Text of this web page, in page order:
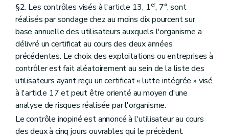
§2. Les contrôles visés à l'article 13, 1er, 7°, sont
réalisés par sondage chez au moins dix pourcent sur
base annuelle des utilisateurs auxquels l'organisme a
délivré un certificat au cours des deux années
précédentes. Le choix des exploitations ou entreprises à
contrôler est fait aléatoirement au sein de la liste des
utilisateurs ayant reçu un certificat « lutte intégrée » visé
à l'article 17 et peut être orienté au moyen d'une
analyse de risques réalisée par l'organisme.
Le contrôle inopiné est annoncé à l'utilisateur au cours
des deux à cinq jours ouvrables qui le précèdent.